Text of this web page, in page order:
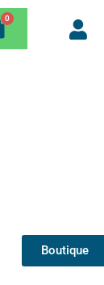
Boutique